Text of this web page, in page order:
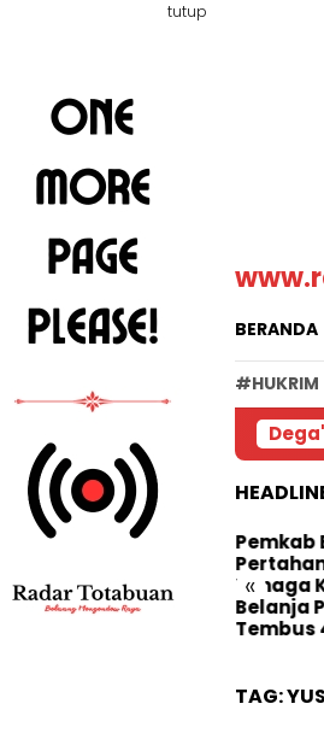
tutup
BERANDA
#HUKRIM
«
Kinerja BUMD,
Direksi Perumda
Bukaka dan
Pemkab
Tenaga
Belanja
Tembus
TAG: